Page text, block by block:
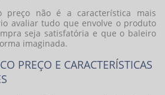
preço não é a característica mais
avaliar tudo que envolve o produto
seja satisfatória e que o baleiro
imaginada.
PREÇO E CARACTERÍSTICAS